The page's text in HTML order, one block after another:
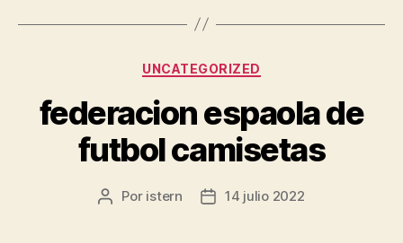
Categorías
UNCATEGORIZED
federacion espaola de
futbol camisetas
Autor
Por istern
Fecha14 julio 2022